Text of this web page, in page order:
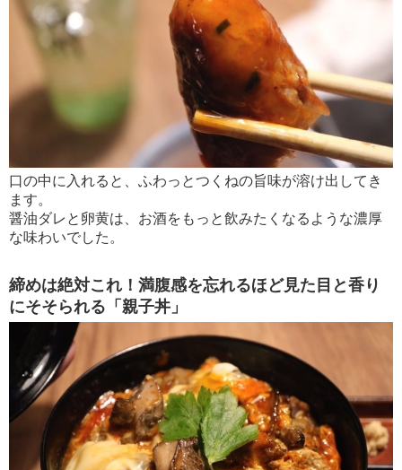
口の中に入れると、ふわっとつくねの旨味が溶け出してき
ます。
醤油ダレと卵黄は、お酒をもっと飲みたくなるような濃厚
な味わいでした。
締めは絶対これ！満腹感を忘れるほど見た目と香り
にそそられる「親子丼」